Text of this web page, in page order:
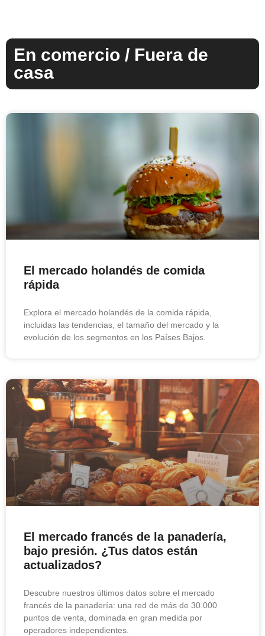
En comercio / Fuera de
casa
El mercado holandés de comida
rápida
Explora el mercado holandés de la comida rápida,
incluidas las tendencias, el tamaño del mercado y la
evolución de los segmentos en los Países Bajos.
El mercado francés de la panadería,
bajo presión. ¿Tus datos están
actualizados?
Descubre nuestros últimos datos sobre el mercado
francés de la panadería: una red de más de 30.000
puntos de venta, dominada en gran medida por
operadores independientes.